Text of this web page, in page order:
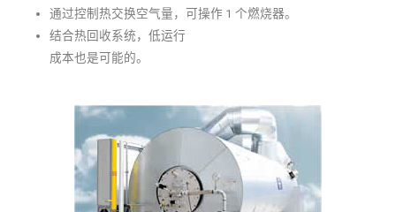
通过控制热交换空气量，可操作 1 个燃烧器。
结合热回收系统，低运行
成本也是可能的。